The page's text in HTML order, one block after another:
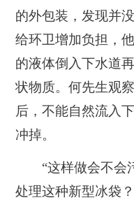
的外包装，发现并
给环卫增加负担，
的液体倒入下水道
状物质。何先生观
后，不能自然流入
冲掉。
“这样做会不会
处理这种新型冰袋